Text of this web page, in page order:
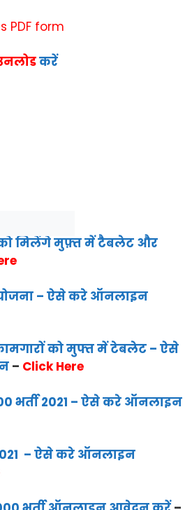
PDF form
करें
को मिलेंगे मुफ़्त में टैबलेट और
योजना – ऐसे करे ऑनलाइन
को मुफ्त में टेबलेट – ऐसे
– Click Here
भर्ती 2021 – ऐसे करे ऑनलाइन
– ऐसे करे ऑनलाइन